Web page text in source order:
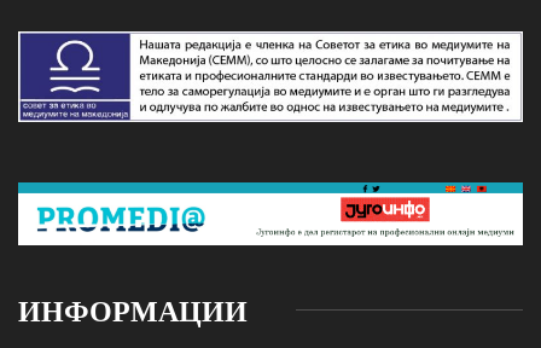
ИНФОРМАЦИИ